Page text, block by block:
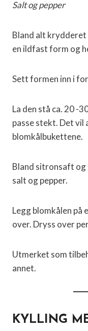
Salt og pepper
Bland alt krydderet
en ildfast form og
Sett formen inn i
La den stå ca. 20 -
passe stekt. Det vil
blomkålbukettene.
Bland sitronsaft og
salt og pepper.
Legg blomkålen
over. Dryss over
Utmerket som
annet.
KYLLING